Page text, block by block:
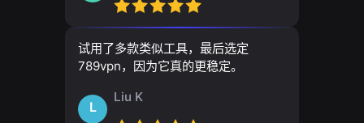
试用了多款类似工具，最后选定
789vpn，因为它真的更稳定。
L
Liu K